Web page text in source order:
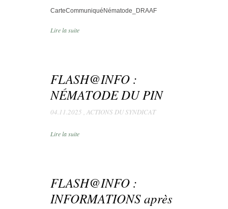
CarteCommuniquéNématode_DRAAF
Lire la suite
FLASH@INFO :
NÉMATODE DU PIN
04.11.2025 , ACTIONS DU SYNDICAT
Lire la suite
FLASH@INFO :
INFORMATIONS après